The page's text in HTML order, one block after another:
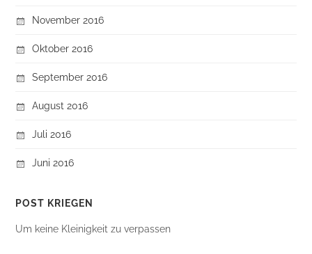
November 2016
Oktober 2016
September 2016
August 2016
Juli 2016
Juni 2016
POST KRIEGEN
Um keine Kleinigkeit zu verpassen